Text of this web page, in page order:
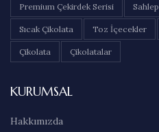
Premium Çekirdek Serisi Sahlep
Sıcak Çikolata Toz İçecekler
Çikolata Çikolatalar
KURUMSAL
Hakkımızda